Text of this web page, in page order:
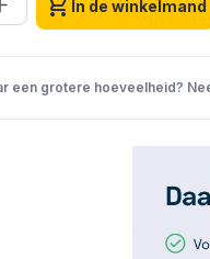
In de winkelmand
een grotere hoeveelheid?